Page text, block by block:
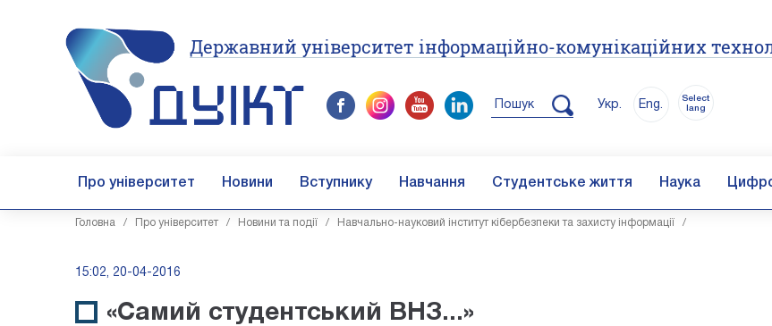
Державний університет інформаційно-комунікаційних
Пошук Укр. Eng.
Select
lang
Про університет Новини Вступнику Навчання Студентське життя Наука
Головна / Про університет/ Новини та події / Навчально-науковий інститут кібербезпеки та захисту інформації /
15:02, 20-04-2016
«Самий студентський ВНЗ...»